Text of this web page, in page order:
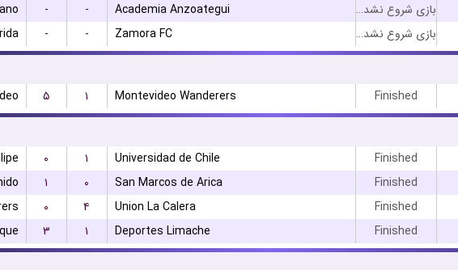
- - Academia Anzoategui بازی شروع نشده است
- - Zamora FC بازی شروع نشده است
۵ ۱ Montevideo Wanderers Finished
۰ ۱ Universidad de Chile Finished
۱ ۰ San Marcos de Arica Finished
۰ ۴ Union La Calera Finished
۳ ۱ Deportes Limache Finished